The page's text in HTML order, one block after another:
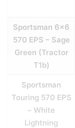
Sportsman 6×6
570 EPS – Sage
Green (Tractor
T1b)
Sportsman
Touring 570 EPS
– White
Lightning